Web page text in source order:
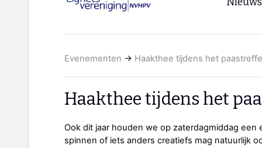
Evenementen → Haakthee tijdens het
Haakthee tijdens het
Ook dit jaar houden we op zaterdagmiddag een
spinnen of iets anders creatiefs mag natuurlijk